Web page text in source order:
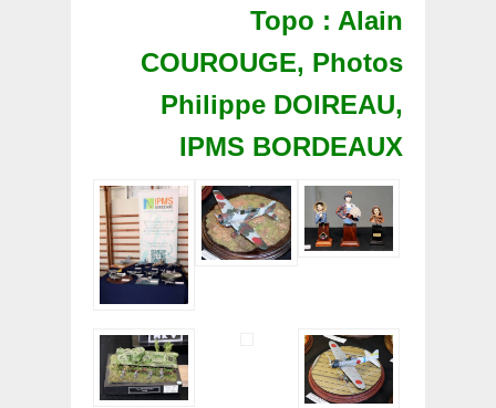
Topo : Alain
COUROUGE, Photos
Philippe DOIREAU,
IPMS BORDEAUX